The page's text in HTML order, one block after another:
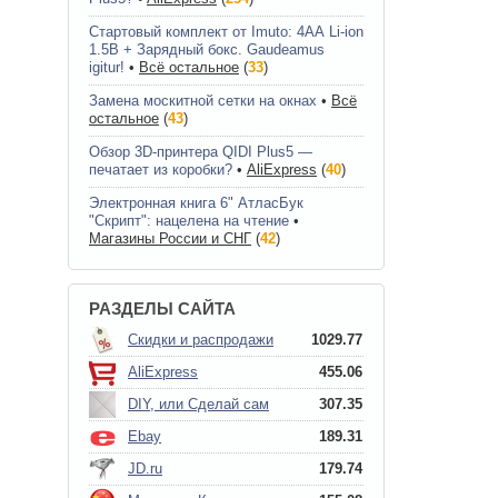
Стартовый комплект от Imuto: 4АА Li-ion
1.5В + Зарядный бокс. Gaudeamus
igitur! • Всё остальное (33)
Замена москитной сетки на окнах • Всё
остальное (43)
Обзор 3D-принтера QIDI Plus5 —
печатает из коробки? • AliExpress (40)
Электронная книга 6" АтласБук
"Скрипт": нацелена на чтение •
Магазины России и СНГ (42)
РАЗДЕЛЫ САЙТА
Скидки и распродажи
1029.77
AliExpress
455.06
DIY, или Сделай сам
307.35
Ebay
189.31
JD.ru
179.74